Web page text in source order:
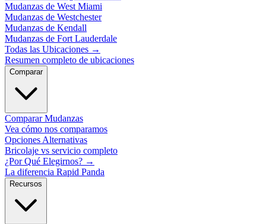
Mudanzas de West Miami
Mudanzas de Westchester
Mudanzas de Kendall
Mudanzas de Fort Lauderdale
Todas las Ubicaciones →
Resumen completo de ubicaciones
Comparar
Comparar Mudanzas
Vea cómo nos comparamos
Opciones Alternativas
Bricolaje vs servicio completo
¿Por Qué Elegirnos? →
La diferencia Rapid Panda
Recursos